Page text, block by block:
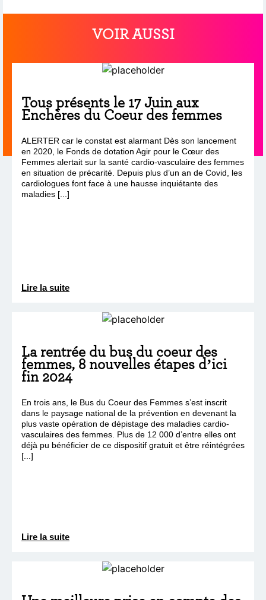
VOIR AUSSI
Tous présents le 17 Juin aux
Enchères du Coeur des femmes
ALERTER car le constat est alarmant Dès son lancement
en 2020, le Fonds de dotation Agir pour le Cœur des
Femmes alertait sur la santé cardio-vasculaire des femmes
en situation de précarité. Depuis plus d’un an de Covid, les
cardiologues font face à une hausse inquiétante des
maladies [...]
Lire la suite
La rentrée du bus du coeur des
femmes, 8 nouvelles étapes d’ici
fin 2024
En trois ans, le Bus du Coeur des Femmes s’est inscrit
dans le paysage national de la prévention en devenant la
plus vaste opération de dépistage des maladies cardio-
vasculaires des femmes. Plus de 12 000 d’entre elles ont
déjà pu bénéficier de ce dispositif gratuit et être réintégrées
[...]
Lire la suite